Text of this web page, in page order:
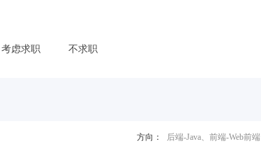
考虑求职 不求职
方向： 后端-Java、前端-Web前端